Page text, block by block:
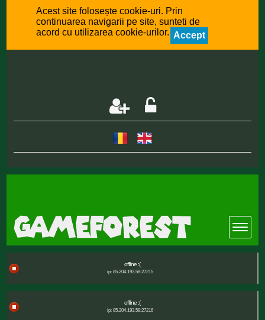
Acest site folosește cookie-uri. Prin
continuarea navigarii pe site, sunteti de
acord cu utilizarea cookie-urilor. Accept
offline :(
ip: 85.204.193.58:27215
offline :(
ip: 85.204.193.58:27216